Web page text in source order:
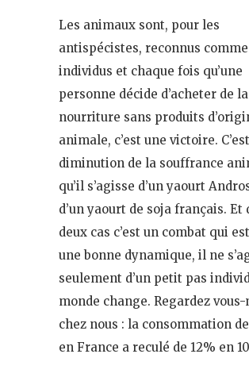
Les animaux sont, pour les
antispécistes, reconnus comme
individus et chaque fois qu’une
personne décide d’acheter de la
nourriture sans produits
animale, c’est une victoire.
diminution de la souffrance
qu’il s’agisse d’un yaourt
d’un yaourt de soja français. Et
deux cas c’est un combat qui
une bonne dynamique, il ne
seulement d’un petit pas
monde change. Regardez
chez nous : la consommation
en France a reculé de 12% en